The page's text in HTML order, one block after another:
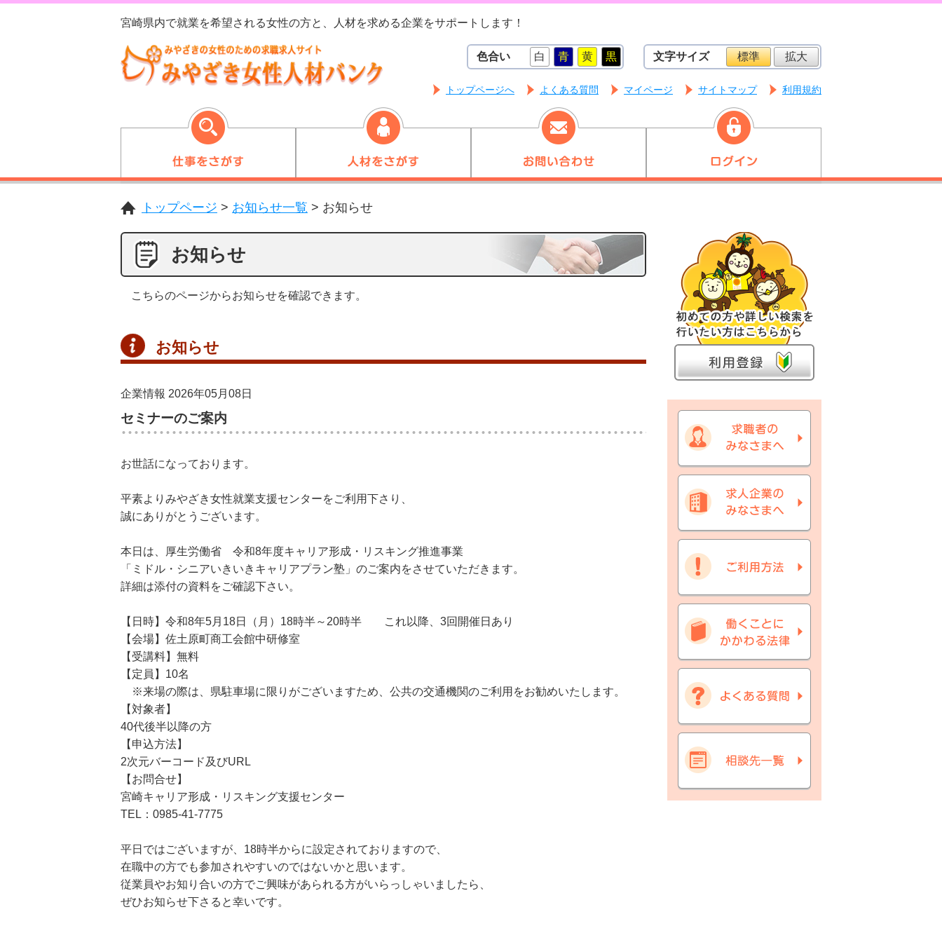
宮崎県内で就業を希望される女性の方と、人材を求める企業をサポートします！
色合い 白 青 黄 黒 文字サイズ 標準 拡大
トップページへ よくある質問 マイページ サイトマップ 利用規約
トップページ > お知らせ一覧 > お知らせ
お知らせ
こちらのページからお知らせを確認できます。
お知らせ
企業情報 2026年05月08日
セミナーのご案内
お世話になっております。
平素よりみやざき女性就業支援センターをご利用下さり、
誠にありがとうございます。
本日は、厚生労働省 令和8年度キャリア形成・リスキング推進事業
「ミドル・シニアいきいきキャリアプラン塾」のご案内をさせていただきます。
詳細は添付の資料をご確認下さい。
【日時】令和8年5月18日（月）18時半～20時半 これ以降、3回開催日あり
【会場】佐土原町商工会館中研修室
【受講料】無料
【定員】10名
※来場の際は、県駐車場に限りがございますため、公共の交通機関のご利用をお勧めいたします。
【対象者】
40代後半以降の方
【申込方法】
2次元バーコード及びURL
【お問合せ】
宮崎キャリア形成・リスキング支援センター
TEL：0985-41-7775
平日ではございますが、18時半からに設定されておりますので、
在職中の方でも参加されやすいのではないかと思います。
従業員やお知り合いの方でご興味があられる方がいらっしゃいましたら、
ぜひお知らせ下さると幸いです。